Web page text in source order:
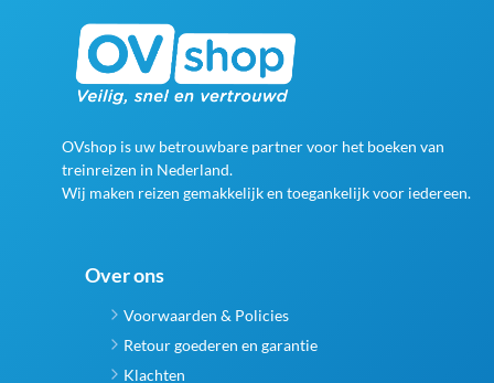
OVshop is uw betrouwbare partner voor het boeken van
treinreizen in Nederland.
Wij maken reizen gemakkelijk en toegankelijk voor iedereen.
Over ons
Voorwaarden & Policies
Retour goederen en garantie
Klachten